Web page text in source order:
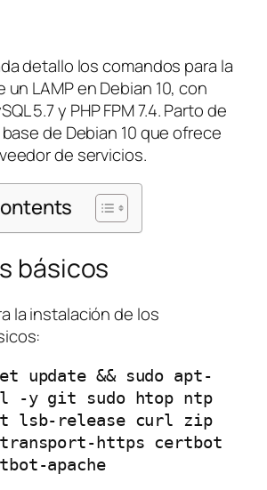
detallo los comandos para la
LAMP en Debian 10, con
5.7 y PHP FPM 7.4. Parto de
de Debian 10 que ofrece
de servicios.
básicos
la instalación de los
update && sudo apt-
-y git sudo htop ntp
lsb-release curl zip
https certbot
apache